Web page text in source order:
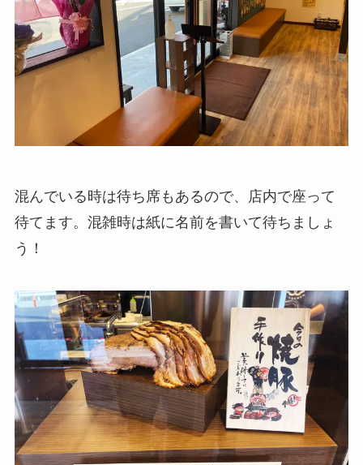
混んでいる時は待ち席もあるので、店内で座って
待てます。混雑時は紙に名前を書いて待ちましょ
う！